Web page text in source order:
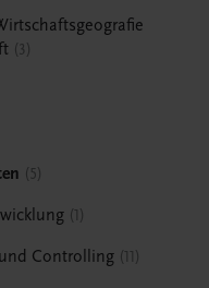
3
5
1
Controlling 11